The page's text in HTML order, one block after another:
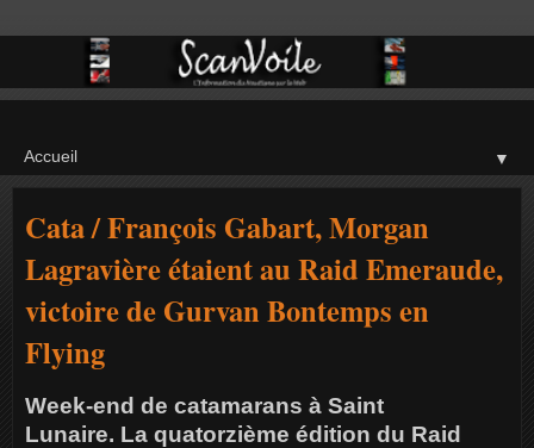
▼
Cata / François Gabart, Morgan
Lagravière étaient au Raid Emeraude,
victoire de Gurvan Bontemps en
Flying
Week-end de catamarans à Saint
Lunaire. La quatorzième édition du Raid